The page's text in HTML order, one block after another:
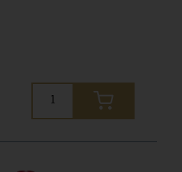
mit einer feinen
erfrischenden Säure.